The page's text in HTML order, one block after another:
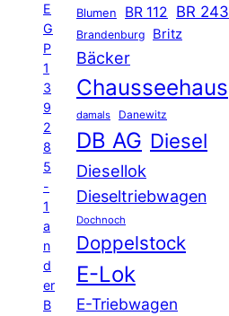
E
G
P
1
3
9
2
8
5
-
1
a
n
d
er
B
Blumen BR 112 BR 243
Brandenburg Britz
Bäcker
Chausseehaus
damals Danewitz
DB AG Diesel
Diesellok
Dieseltriebwagen
Dochnoch
Doppelstock
E-Lok
E-Triebwagen